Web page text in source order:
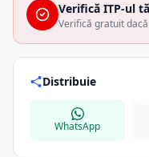
Verifică ITP-ul
Verifică gratuit
Distribuie
WhatsApp